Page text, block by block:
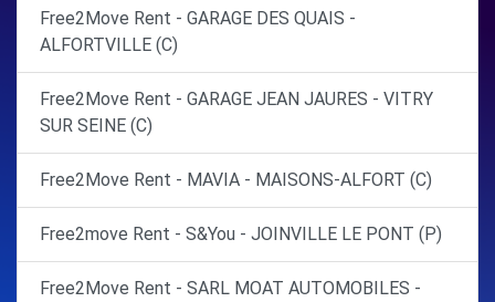
Free2Move Rent - GARAGE DES QUAIS -
ALFORTVILLE (C)
Free2Move Rent - GARAGE JEAN JAURES - VITRY
SUR SEINE (C)
Free2Move Rent - MAVIA - MAISONS-ALFORT (C)
Free2move Rent - S&You - JOINVILLE LE PONT (P)
Free2Move Rent - SARL MOAT AUTOMOBILES -